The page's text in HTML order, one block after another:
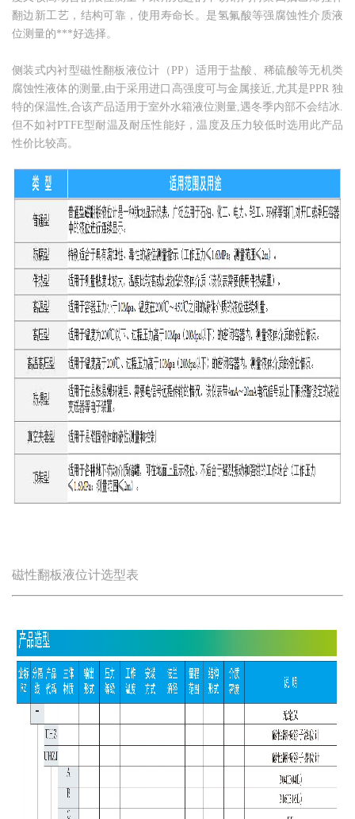
翻边新工艺，结构可靠，使用寿命长。是氢氟酸等强腐蚀性介质液
位测量的***好选择。
侧装式内衬型磁性翻板液位计（PP）适用于盐酸、稀硫酸等无机类
腐蚀性液体的测量,由于采用进口高强度可与金属接近,尤其是PPR 独
特的保温性,合该产品适用于室外水箱液位测量,遇冬季内部不会结冰.
但不如衬PTFE型耐温及耐压性能好，温度及压力较低时选用此产品
性价比较高。
磁性翻板液位计选型表